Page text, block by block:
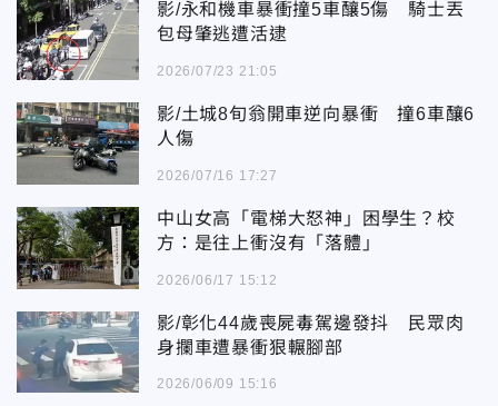
影/永和機車暴衝撞5車釀5傷 騎士丟
包母肇逃遭活逮
2026/07/23 21:05
影/土城8旬翁開車逆向暴衝 撞6車釀6
人傷
2026/07/16 17:27
中山女高「電梯大怒神」困學生？校
方：是往上衝沒有「落體」
2026/06/17 15:12
影/彰化44歲喪屍毒駕邊發抖 民眾肉
身攔車遭暴衝狠輾腳部
2026/06/09 15:16